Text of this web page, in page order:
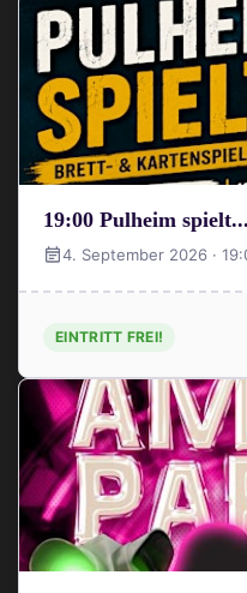
19:00 Pulheim
4. September 2026 ·
EINTRITT FREI!